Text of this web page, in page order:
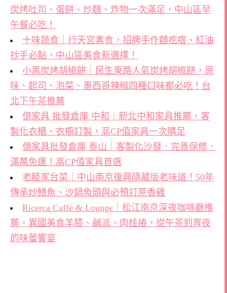
炭烤吐司、蛋餅、炒麵、炸物一次滿足，中山區早
午餐必吃！
十味蔬食｜行天宮素食，招牌手作麵疙瘩、紅油
抄手必點，中山區美食新選擇！
小黑炭烤胡椒餅｜民生東路人氣炭烤胡椒餅，原
味、起司、泡菜、墨西哥辣椒四種口味都必吃！台
北下午茶推薦
億家具 批發倉庫 中和｜新北中和家具推薦，客
製化衣櫃、衣櫥訂製，高CP值家具一次購足
億家具批發倉庫 泰山｜客製化沙發．完善保修．
滿萬免運！高CP值家具首選
老睦家台菜｜中山南京復興隱藏版老味道！50年
傳承炒鱔魚、沙鍋魚頭與必預訂蔗香雞
Ricerca Caffé & Lounge｜松江南京深夜咖啡廳推
薦，異國美食羊膝、鹹派、肉桂捲，從午茶到宵夜
的味蕾饗宴